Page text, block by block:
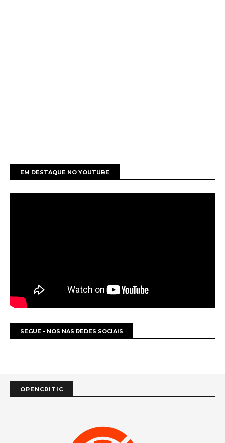
EM DESTAQUE NO YOUTUBE
SEGUE - NOS NAS REDES SOCIAIS
OPENCRITIC